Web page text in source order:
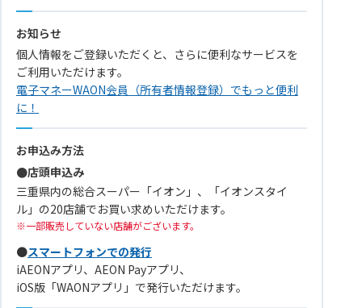
お知らせ
個人情報をご登録いただくと、さらに便利なサービスを
ご利用いただけます。
電子マネーWAON会員（所有者情報登録）でもっと便利
に！
お申込み方法
●店頭申込み
三重県内の総合スーパー「イオン」、「イオンスタイ
ル」の20店舗でお買い求めいただけます。
一部販売していない店舗がございます。
●スマートフォンでの発行
iAEONアプリ、AEON Payアプリ、
iOS版「WAONアプリ」で発行いただけます。